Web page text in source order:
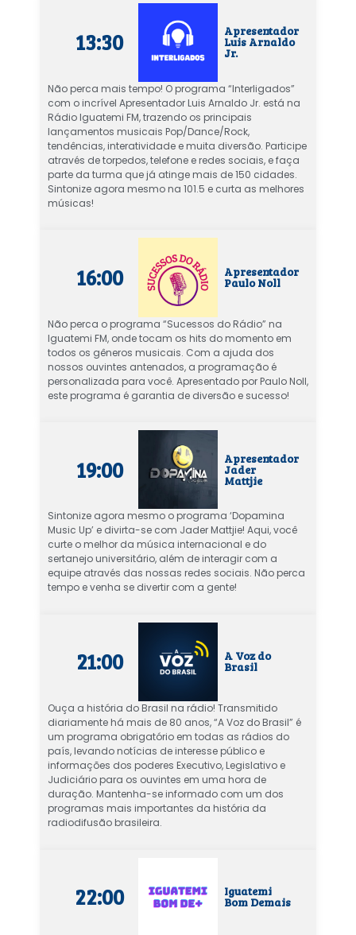
13:30 Apresentador
Luis Arnaldo
Jr.
Não perca mais tempo! O programa “Interligados”
com o incrível Apresentador Luis Arnaldo Jr. está na
Rádio Iguatemi FM, trazendo os principais
lançamentos musicais Pop/Dance/Rock,
tendências, interatividade e muita diversão. Participe
através de torpedos, telefone e redes sociais, e faça
parte da turma que já atinge mais de 150 cidades.
Sintonize agora mesmo na 101.5 e curta as melhores
músicas!
16:00 Apresentador
Paulo Noll
Não perca o programa “Sucessos do Rádio” na
Iguatemi FM, onde tocam os hits do momento em
todos os gêneros musicais. Com a ajuda dos
nossos ouvintes antenados, a programação é
personalizada para você. Apresentado por Paulo Noll,
este programa é garantia de diversão e sucesso!
19:00 Apresentador
Jader
Mattjie
Sintonize agora mesmo o programa ‘Dopamina
Music Up’ e divirta-se com Jader Mattjie! Aqui, você
curte o melhor da música internacional e do
sertanejo universitário, além de interagir com a
equipe através das nossas redes sociais. Não perca
tempo e venha se divertir com a gente!
21:00 A Voz do
Brasil
Ouça a história do Brasil na rádio! Transmitido
diariamente há mais de 80 anos, “A Voz do Brasil” é
um programa obrigatório em todas as rádios do
país, levando notícias de interesse público e
informações dos poderes Executivo, Legislativo e
Judiciário para os ouvintes em uma hora de
duração. Mantenha-se informado com um dos
programas mais importantes da história da
radiodifusão brasileira.
22:00 Iguatemi
Bom Demais